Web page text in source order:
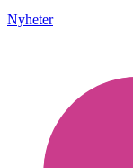
Nyheter